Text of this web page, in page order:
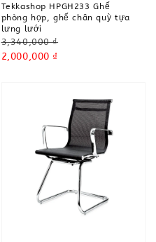
Tekkashop HPGH233 Ghế
phòng họp, ghế chân quỳ tựa
lưng lưới
Regular
price
3,340,000 ₫
Sale
2,000,000 ₫